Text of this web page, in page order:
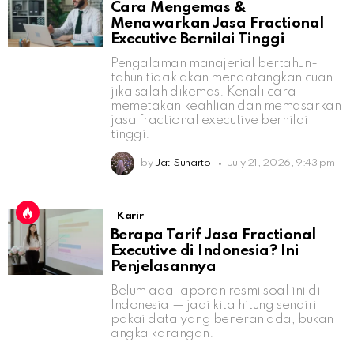
Cara Mengemas &
Menawarkan Jasa Fractional
Executive Bernilai Tinggi
Pengalaman manajerial bertahun-
tahun tidak akan mendatangkan cuan
jika salah dikemas. Kenali cara
memetakan keahlian dan memasarkan
jasa fractional executive bernilai
tinggi.
by Jati Sunarto July 21, 2026, 9:43 pm
Karir
Berapa Tarif Jasa Fractional
Executive di Indonesia? Ini
Penjelasannya
Belum ada laporan resmi soal ini di
Indonesia — jadi kita hitung sendiri
pakai data yang beneran ada, bukan
angka karangan.